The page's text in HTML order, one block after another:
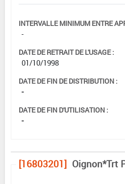
INTERVALLE MINIMUM ENTRE
-
DATE DE RETRAIT DE L'USAGE :
01/10/1998
DATE DE FIN DE DISTRIBUTION :
-
DATE DE FIN D'UTILISATION :
-
[16803201] Oignon*Trt